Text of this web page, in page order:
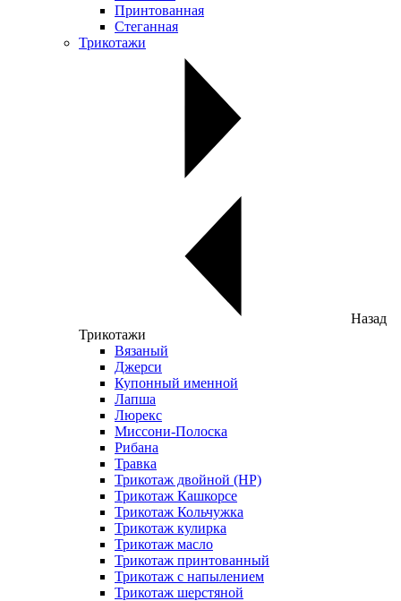
Принтованная
Стеганная
Трикотажи
Назад
Трикотажи
Вязаный
Джерси
Купонный именной
Лапша
Люрекс
Миссони-Полоска
Рибана
Травка
Трикотаж двойной (НР)
Трикотаж Кашкорсе
Трикотаж Кольчужка
Трикотаж кулирка
Трикотаж масло
Трикотаж принтованный
Трикотаж с напылением
Трикотаж шерстяной